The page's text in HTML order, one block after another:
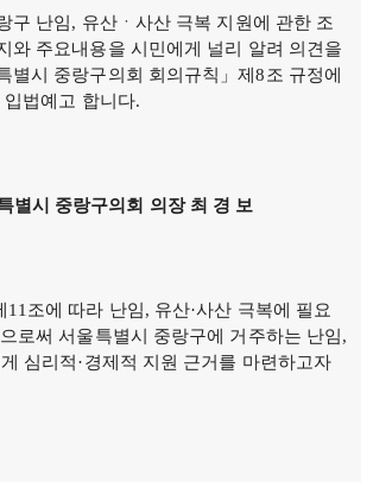
구 난임, 유산ㆍ사산 극복 지원에 관한 조
와 주요내용을 시민에게 널리 알려 의견을
별시 중랑구의회 회의규칙」제8조 규정에
법예고 합니다.
별시 중랑구의회 의장 최 경 보
11조에 따라 난임, 유산·사산 극복에 필요
로써 서울특별시 중랑구에 거주하는 난임,
심리적·경제적 지원 근거를 마련하고자